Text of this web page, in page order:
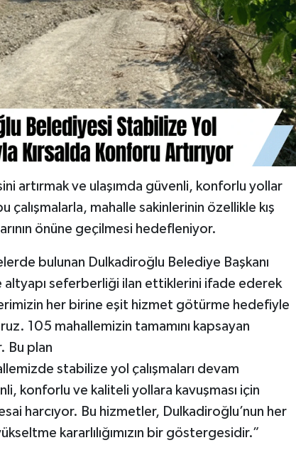
artırmak ve ulaşımda güvenli, konforlu yollar
çalışmalarla, mahalle sakinlerinin özellikle kış
önüne geçilmesi hedefleniyor.
bulunan Dulkadiroğlu Belediye Başkanı
altyapı seferberliği ilan ettiklerini ifade ederek
her birine eşit hizmet götürme hedefiyle
105 mahallemizin tamamını kapsayan
Bu plan
stabilize yol çalışmaları devam
konforlu ve kaliteli yollara kavuşması için
harcıyor. Bu hizmetler, Dulkadiroğlu’nun her
kararlılığımızın bir göstergesidir.”